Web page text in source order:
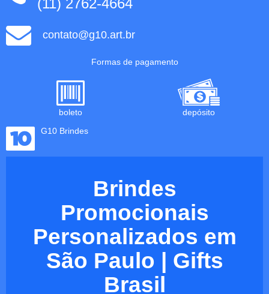
(11) 2762-4664
contato@g10.art.br
Formas de pagamento
boleto
depósito
G10 Brindes
Brindes
Promocionais
Personalizados em
São Paulo | Gifts
Brasil